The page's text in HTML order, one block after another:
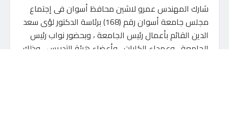
شارك المهندس عمرو لاشين محافظ أسوان فى إجتماع
مجلس جامعة أسوان رقم (168) برئاسة الدكتور لؤى سعد
الدين القائم بأعمال رئيس الجامعة ، وبحضور نواب رئيس
الجامعة ، وعمداء الكليات ، وأعضاء هيئة التدريس ، وذلك